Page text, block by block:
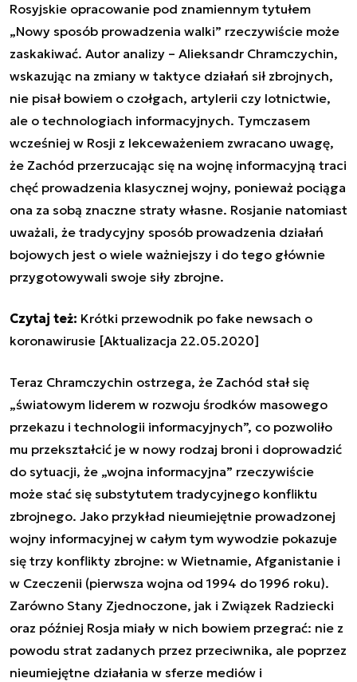
Rosyjskie opracowanie pod znamiennym tytułem
„Nowy sposób prowadzenia walki” rzeczywiście może
zaskakiwać. Autor analizy – Alieksandr Chramczychin,
wskazując na zmiany w taktyce działań sił zbrojnych,
nie pisał bowiem o czołgach, artylerii czy lotnictwie,
ale o technologiach informacyjnych. Tymczasem
wcześniej w Rosji z lekceważeniem zwracano uwagę,
że Zachód przerzucając się na wojnę informacyjną traci
chęć prowadzenia klasycznej wojny, ponieważ pociąga
ona za sobą znaczne straty własne. Rosjanie natomiast
uważali, że tradycyjny sposób prowadzenia działań
bojowych jest o wiele ważniejszy i do tego głównie
przygotowywali swoje siły zbrojne.
Czytaj też: Krótki przewodnik po fake newsach o
koronawirusie [Aktualizacja 22.05.2020]
Teraz Chramczychin ostrzega, że Zachód stał się
„światowym liderem w rozwoju środków masowego
przekazu i technologii informacyjnych”, co pozwoliło
mu przekształcić je w nowy rodzaj broni i doprowadzić
do sytuacji, że „wojna informacyjna” rzeczywiście
może stać się substytutem tradycyjnego konfliktu
zbrojnego. Jako przykład nieumiejętnie prowadzonej
wojny informacyjnej w całym tym wywodzie pokazuje
się trzy konflikty zbrojne: w Wietnamie, Afganistanie i
w Czeczenii (pierwsza wojna od 1994 do 1996 roku).
Zarówno Stany Zjednoczone, jak i Związek Radziecki
oraz później Rosja miały w nich bowiem przegrać: nie z
powodu strat zadanych przez przeciwnika, ale poprzez
nieumiejętne działania w sferze mediów i